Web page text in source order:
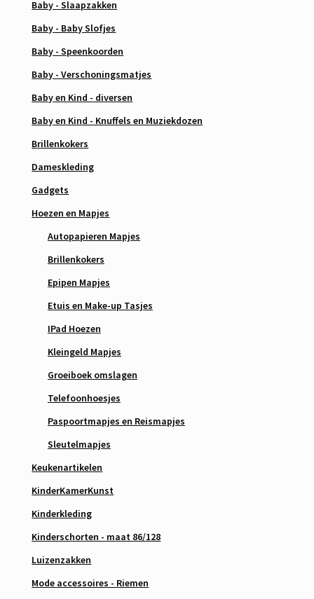
Baby - Slaapzakken
Baby - Baby Slofjes
Baby - Speenkoorden
Baby - Verschoningsmatjes
Baby en Kind - diversen
Baby en Kind - Knuffels en Muziekdozen
Brillenkokers
Dameskleding
Gadgets
Hoezen en Mapjes
Autopapieren Mapjes
Brillenkokers
Epipen Mapjes
Etuis en Make-up Tasjes
IPad Hoezen
Kleingeld Mapjes
Groeiboek omslagen
Telefoonhoesjes
Paspoortmapjes en Reismapjes
Sleutelmapjes
Keukenartikelen
KinderKamerKunst
Kinderkleding
Kinderschorten - maat 86/128
Luizenzakken
Mode accessoires - Riemen